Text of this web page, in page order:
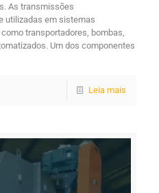
As transmissões
utilizadas em sistemas
transportadores, bombas,
Um dos componentes
Leia mais